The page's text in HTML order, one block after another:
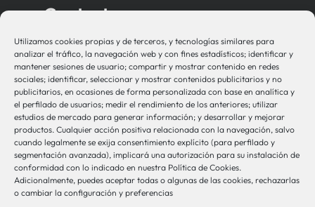
Utilizamos cookies propias y de terceros, y tecnologías similares para
analizar el tráfico, la navegación web y con fines estadísticos; identificar y
mantener sesiones de usuario; compartir y mostrar contenido en redes
sociales; identificar, seleccionar y mostrar contenidos publicitarios y no
publicitarios, en ocasiones de forma personalizada con base en analítica y
el perfilado de usuarios; medir el rendimiento de los anteriores; utilizar
estudios de mercado para generar información; y desarrollar y mejorar
productos. Cualquier acción positiva relacionada con la navegación, salvo
cuando legalmente se exija consentimiento explícito (para perfilado y
segmentación avanzada), implicará una autorización para su instalación de
conformidad con lo indicado en nuestra Política de Cookies.
Adicionalmente, puedes aceptar todas o algunas de las cookies, rechazarlas
o cambiar la configuración y preferencias
Contacto
bio-sistemak@bio-sistemak.eus
944 00 77 90
Otros Enlaces
Osakidetza